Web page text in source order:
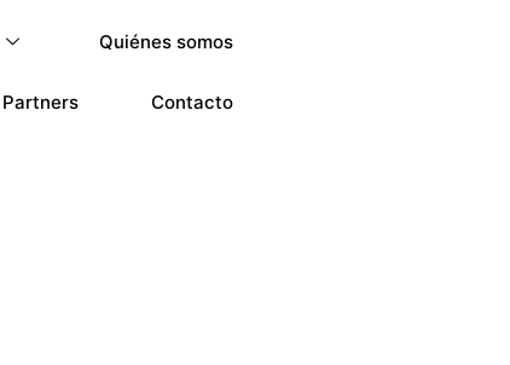
Quiénes somos
Partners Contacto